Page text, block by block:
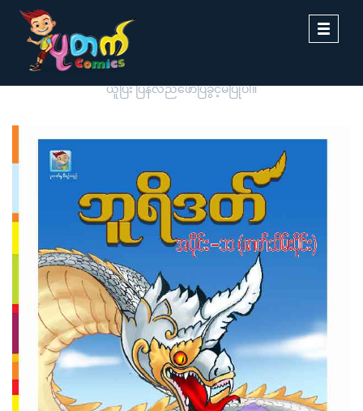
Toggle
ပုတက်ကာတွန်းမှ မူပိုင်စီစဉ်တင်ဆက်ထားခြင်းဖြစ်ပါသည်။ တစ်ဆင့်ကူး
ယူပြီး ပြန်လည်ဖော်ပြခွင့်မပြုပါ။